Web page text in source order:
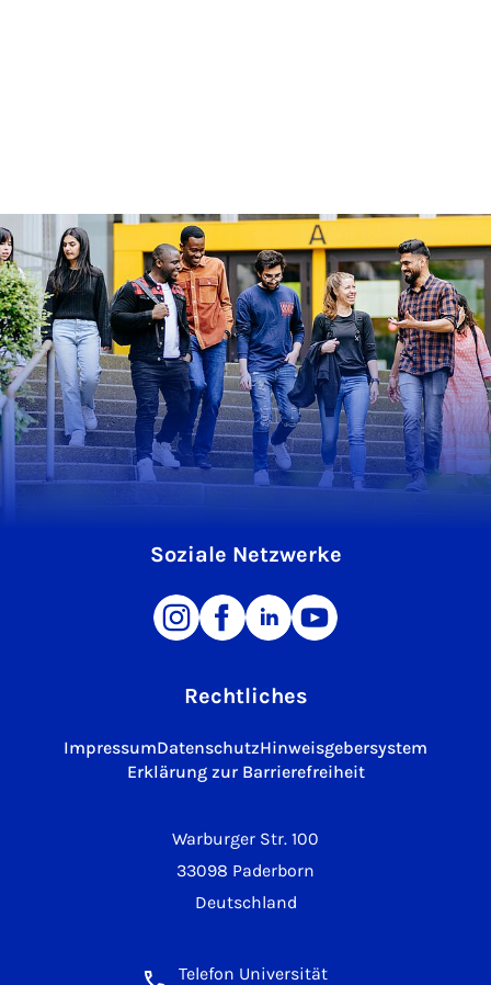
Warburger Str. 100
33098 Paderborn
Deutschland
Telefon Universität
Soziale Netzwerke
Rechtliches
ImpressumDatenschutzHinweisgebersystem
Erklärung zur Barrierefreiheit